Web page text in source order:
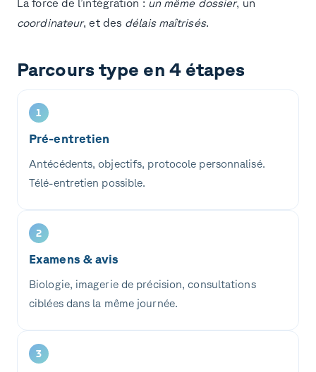
La force de l’intégration : un même dossier, un
coordinateur, et des délais maîtrisés.
Parcours type en 4 étapes
1
Pré-entretien
Antécédents, objectifs, protocole personnalisé.
Télé-entretien possible.
2
Examens & avis
Biologie, imagerie de précision, consultations
ciblées dans la même journée.
3